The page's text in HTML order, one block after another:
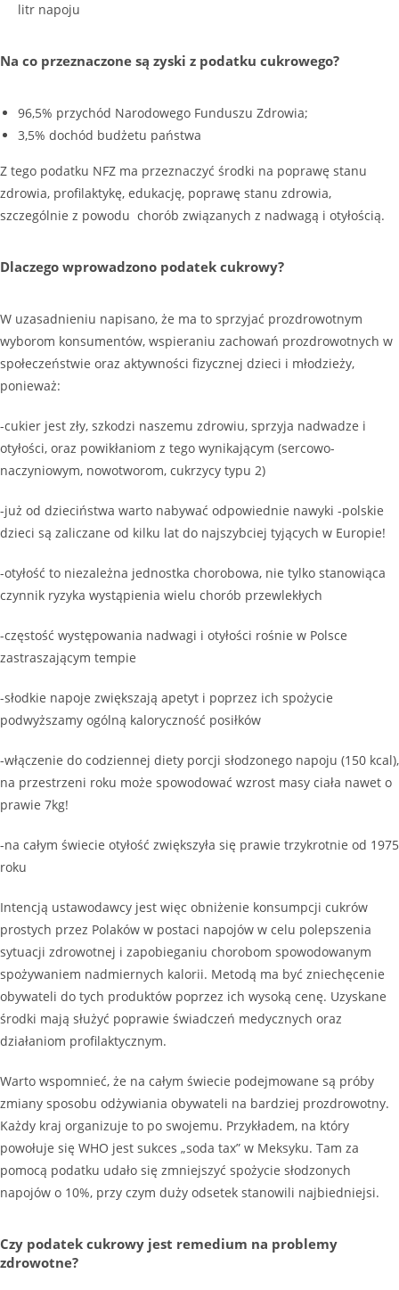
litr napoju
Na co przeznaczone są zyski z podatku cukrowego?
96,5% przychód Narodowego Funduszu Zdrowia;
3,5% dochód budżetu państwa
Z tego podatku NFZ ma przeznaczyć środki na poprawę stanu
zdrowia, profilaktykę, edukację, poprawę stanu zdrowia,
szczególnie z powodu chorób związanych z nadwagą i otyłością.
Dlaczego wprowadzono podatek cukrowy?
W uzasadnieniu napisano, że ma to sprzyjać prozdrowotnym
wyborom konsumentów, wspieraniu zachowań prozdrowotnych w
społeczeństwie oraz aktywności fizycznej dzieci i młodzieży,
ponieważ:
-cukier jest zły, szkodzi naszemu zdrowiu, sprzyja nadwadze i
otyłości, oraz powikłaniom z tego wynikającym (sercowo-
naczyniowym, nowotworom, cukrzycy typu 2)
-już od dzieciństwa warto nabywać odpowiednie nawyki -polskie
dzieci są zaliczane od kilku lat do najszybciej tyjących w Europie!
-otyłość to niezależna jednostka chorobowa, nie tylko stanowiąca
czynnik ryzyka wystąpienia wielu chorób przewlekłych
-częstość występowania nadwagi i otyłości rośnie w Polsce
zastraszającym tempie
-słodkie napoje zwiększają apetyt i poprzez ich spożycie
podwyższamy ogólną kaloryczność posiłków
-włączenie do codziennej diety porcji słodzonego napoju (150 kcal),
na przestrzeni roku może spowodować wzrost masy ciała nawet o
prawie 7kg!
-na całym świecie otyłość zwiększyła się prawie trzykrotnie od 1975
roku
Intencją ustawodawcy jest więc obniżenie konsumpcji cukrów
prostych przez Polaków w postaci napojów w celu polepszenia
sytuacji zdrowotnej i zapobieganiu chorobom spowodowanym
spożywaniem nadmiernych kalorii. Metodą ma być zniechęcenie
obywateli do tych produktów poprzez ich wysoką cenę. Uzyskane
środki mają służyć poprawie świadczeń medycznych oraz
działaniom profilaktycznym.
Warto wspomnieć, że na całym świecie podejmowane są próby
zmiany sposobu odżywiania obywateli na bardziej prozdrowotny.
Każdy kraj organizuje to po swojemu. Przykładem, na który
powołuje się WHO jest sukces „soda tax” w Meksyku. Tam za
pomocą podatku udało się zmniejszyć spożycie słodzonych
napojów o 10%, przy czym duży odsetek stanowili najbiedniejsi.
Czy podatek cukrowy jest remedium na problemy
zdrowotne?